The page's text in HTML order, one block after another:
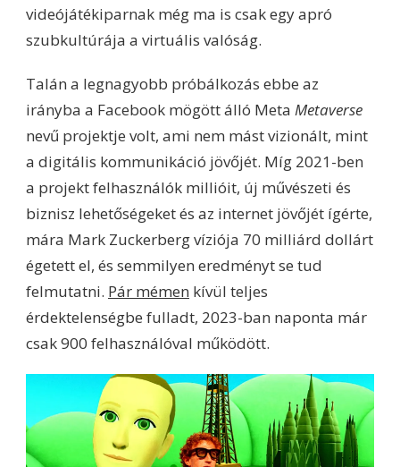
videójátékiparnak még ma is csak egy apró
szubkultúrája a virtuális valóság.
Talán a legnagyobb próbálkozás ebbe az
irányba a Facebook mögött álló Meta Metaverse
nevű projektje volt, ami nem mást vizionált, mint
a digitális kommunikáció jövőjét. Míg 2021-ben
a projekt felhasználók millióit, új művészeti és
biznisz lehetőségeket és az internet jövőjét ígérte,
mára Mark Zuckerberg víziója 70 milliárd dollárt
égetett el, és semmilyen eredményt se tud
felmutatni. Pár mémen kívül teljes
érdektelenségbe fulladt, 2023-ban naponta már
csak 900 felhasználóval működött.